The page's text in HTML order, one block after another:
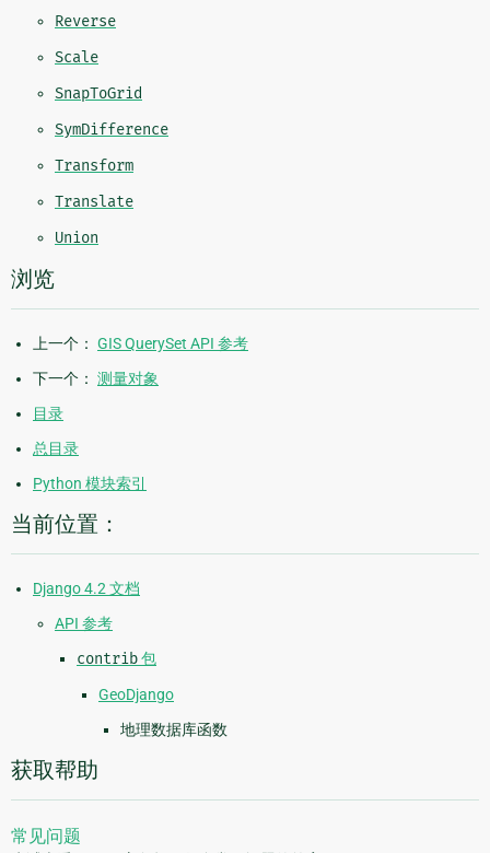
Reverse
Scale
SnapToGrid
SymDifference
Transform
Translate
Union
浏览
上一个： GIS QuerySet API 参考
下一个： 测量对象
目录
总目录
Python 模块索引
当前位置：
Django 4.2 文档
API 参考
contrib包
GeoDjango
地理数据库函数
获取帮助
常见问题